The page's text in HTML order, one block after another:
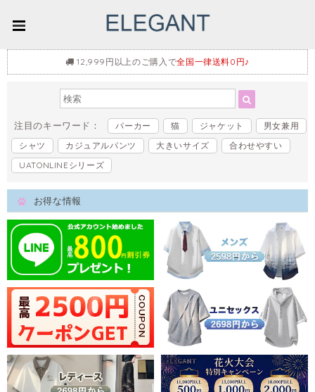
12,999円以上のご購入で全国一律送料0円♪
注目のキーワード： パーカー 猫 ジャケット
男女兼用
シャツ
カジュアルパンツ 大きいサイズ
合わせやすい
UATONLINEシリーズ
お得な情報